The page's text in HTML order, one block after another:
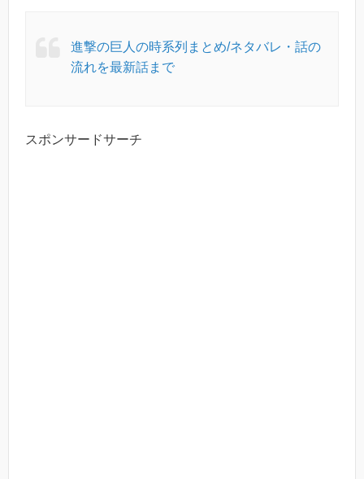
進撃の巨人の時系列まとめ/ネタバレ・話の
流れを最新話まで
スポンサードサーチ